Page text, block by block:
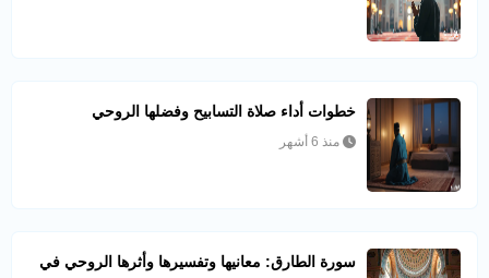
خطوات أداء صلاة التسابيح وفضلها الروحي
منذ 6 أشهر
سورة الطارق: معانيها وتفسيرها وأثرها الروحي في